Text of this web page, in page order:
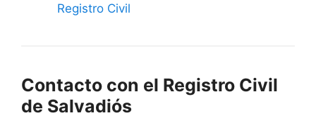
Registro Civil
Contacto con el Registro Civil
de Salvadiós